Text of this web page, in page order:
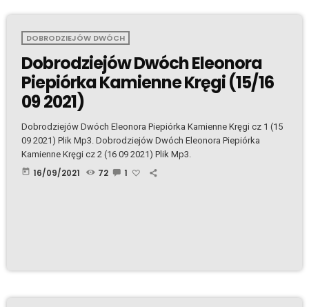
DOBRODZIEJÓW DWÓCH
Dobrodziejów Dwóch Eleonora
Piepiórka Kamienne Kręgi (15/16
09 2021)
Dobrodziejów Dwóch Eleonora Piepiórka Kamienne Kręgi cz 1 (15
09 2021) Plik Mp3. Dobrodziejów Dwóch Eleonora Piepiórka
Kamienne Kręgi cz 2 (16 09 2021) Plik Mp3.
today 16/09/2021 72 1